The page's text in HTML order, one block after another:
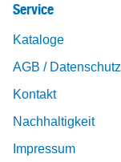
Service
Kataloge
AGB / Datenschutz
Kontakt
Nachhaltigkeit
Impressum